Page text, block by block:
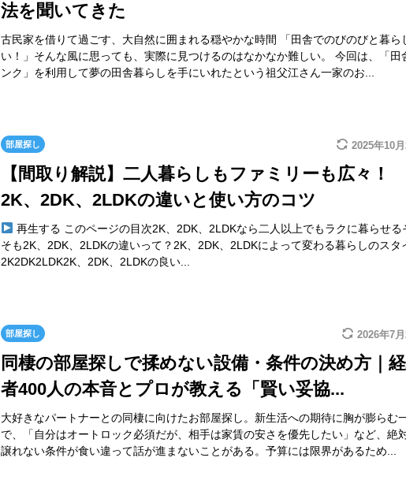
法を聞いてきた
古民家を借りて過ごす、大自然に囲まれる穏やかな時間 「田舎でのびのびと暮ら
い！」そんな風に思っても、実際に見つけるのはなかなか難しい。 今回は、「田
ンク」を利用して夢の田舎暮らしを手にいれたという祖父江さん一家のお...
部屋探し 2025年10月
【間取り解説】二人暮らしもファミリーも広々！
2K、2DK、2LDKの違いと使い方のコツ
再生する このページの目次2K、2DK、2LDKなら二人以上でもラクに暮らせる
そも2K、2DK、2LDKの違いって？2K、2DK、2LDKによって変わる暮らしのスタ
2K2DK2LDK2K、2DK、2LDKの良い...
部屋探し 2026年7月
同棲の部屋探しで揉めない設備・条件の決め方｜
者400人の本音とプロが教える「賢い妥協...
大好きなパートナーとの同棲に向けたお部屋探し。新生活への期待に胸が膨らむ
で、「自分はオートロック必須だが、相手は家賃の安さを優先したい」など、絶
譲れない条件が食い違って話が進まないことがある。予算には限界があるため...